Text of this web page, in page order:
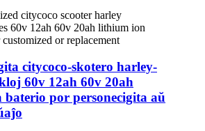
citycoco-skotero harley-
60v 12ah 60v 20ah
por personecigita aŭ